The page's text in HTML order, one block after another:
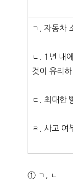
ㄱ. 자동차
ㄴ. 1년 내
것이 유리하
ㄷ. 최대한
ㄹ. 사고 여
① ㄱ, ㄴ